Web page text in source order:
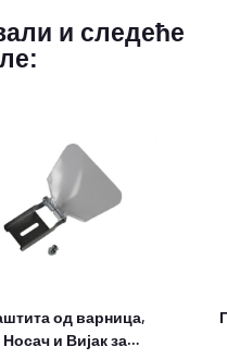
и следеће
од варница,
Носач и Вијак за